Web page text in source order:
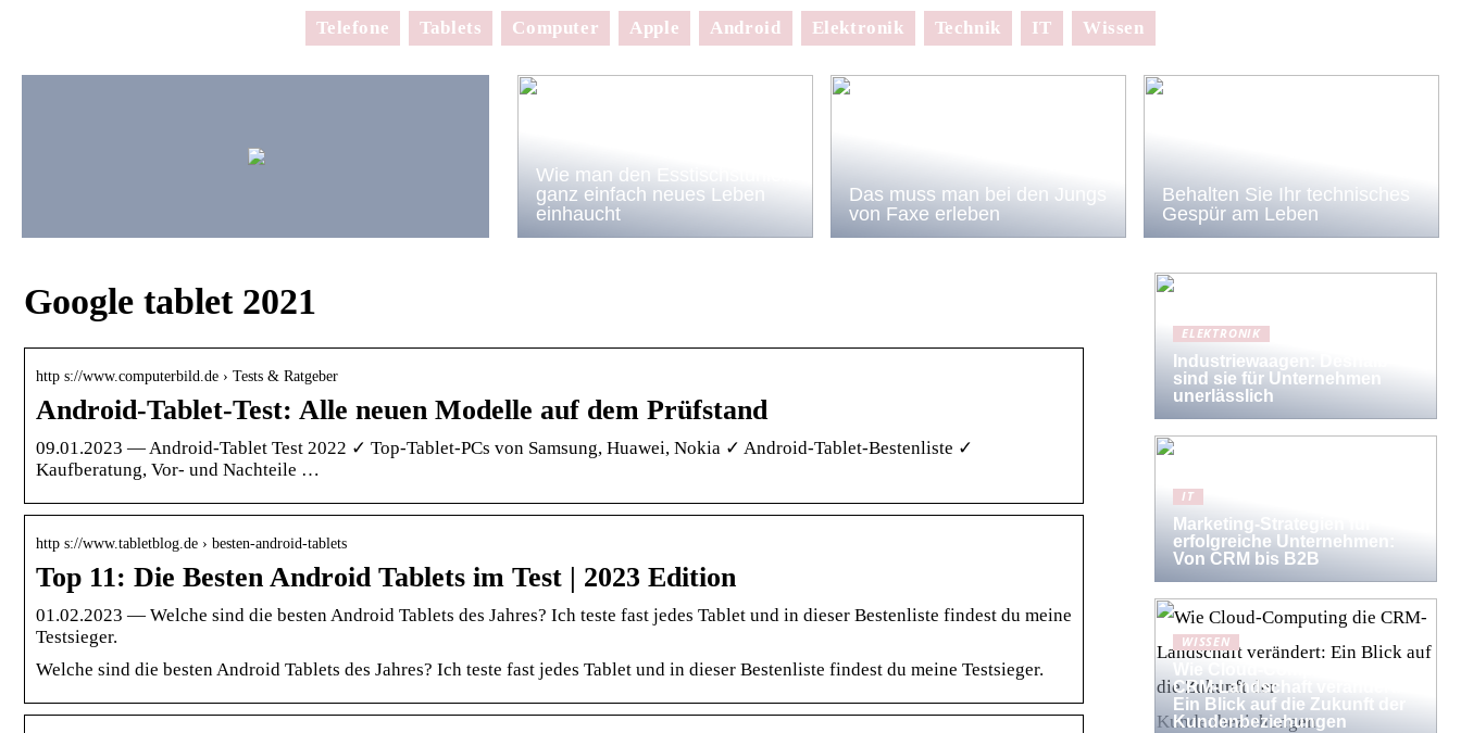
Telefone Tablets Computer Apple Android Elektronik Technik IT Wissen
Wie man den Esstischstühlen
ganz einfach neues Leben
einhaucht
Das muss man bei den Jungs
von Faxe erleben
Behalten Sie Ihr technisches
Gespür am Leben
Google tablet 2021
http s://www.computerbild.de › Tests & Ratgeber
Android-Tablet-Test: Alle neuen Modelle auf dem Prüfstand
09.01.2023 — Android-Tablet Test 2022 ✓ Top-Tablet-PCs von Samsung, Huawei, Nokia ✓ Android-Tablet-Bestenliste ✓
Kaufberatung, Vor- und Nachteile …
http s://www.tabletblog.de › besten-android-tablets
Top 11: Die Besten Android Tablets im Test | 2023 Edition
01.02.2023 — Welche sind die besten Android Tablets des Jahres? Ich teste fast jedes Tablet und in dieser Bestenliste findest du meine
Testsieger.
Welche sind die besten Android Tablets des Jahres? Ich teste fast jedes Tablet und in dieser Bestenliste findest du meine Testsieger.
ELEKTRONIK
Industriewaagen: Deshalb
sind sie für Unternehmen
unerlässlich
IT
Marketing-Strategien für
erfolgreiche Unternehmen:
Von CRM bis B2B
WISSEN
Wie Cloud-Computing die
CRM-Landschaft verändert:
Ein Blick auf die Zukunft der
Kundenbeziehungen